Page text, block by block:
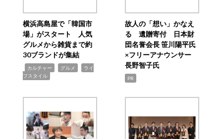
横浜高島屋で「韓国市
場」がスタート 人気
グルメから雑貨まで約
30ブランドが集結
カルチャー グルメ
ライ
フスタイル
故人の「想い」かなえ
る 遺贈寄付 日本財
団名誉会長 笹川陽平氏
×フリーアナウンサー
長野智子氏
PR